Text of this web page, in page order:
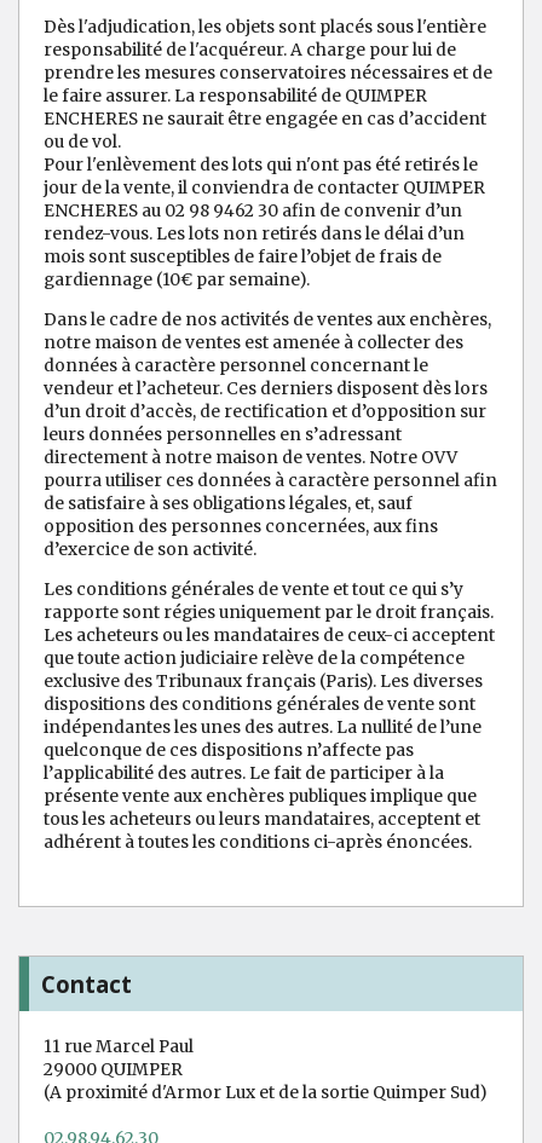
Dès l'adjudication, les objets sont placés sous l'entière
responsabilité de l'acquéreur. A charge pour lui de
prendre les mesures conservatoires nécessaires et de
le faire assurer. La responsabilité de QUIMPER
ENCHERES ne saurait être engagée en cas d’accident
ou de vol.
Pour l'enlèvement des lots qui n'ont pas été retirés le
jour de la vente, il conviendra de contacter QUIMPER
ENCHERES au 02 98 9462 30 afin de convenir d’un
rendez-vous. Les lots non retirés dans le délai d’un
mois sont susceptibles de faire l’objet de frais de
gardiennage (10€ par semaine).
Dans le cadre de nos activités de ventes aux enchères,
notre maison de ventes est amenée à collecter des
données à caractère personnel concernant le
vendeur et l’acheteur. Ces derniers disposent dès lors
d’un droit d’accès, de rectification et d’opposition sur
leurs données personnelles en s’adressant
directement à notre maison de ventes. Notre OVV
pourra utiliser ces données à caractère personnel afin
de satisfaire à ses obligations légales, et, sauf
opposition des personnes concernées, aux fins
d’exercice de son activité.
Les conditions générales de vente et tout ce qui s’y
rapporte sont régies uniquement par le droit français.
Les acheteurs ou les mandataires de ceux-ci acceptent
que toute action judiciaire relève de la compétence
exclusive des Tribunaux français (Paris). Les diverses
dispositions des conditions générales de vente sont
indépendantes les unes des autres. La nullité de l’une
quelconque de ces dispositions n’affecte pas
l’applicabilité des autres. Le fait de participer à la
présente vente aux enchères publiques implique que
tous les acheteurs ou leurs mandataires, acceptent et
adhérent à toutes les conditions ci-après énoncées.
Contact
11 rue Marcel Paul
29000 QUIMPER
(A proximité d'Armor Lux et de la sortie Quimper Sud)
02.98.94.62.30